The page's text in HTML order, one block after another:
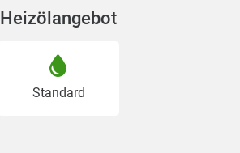
Heizölangebot
Standard